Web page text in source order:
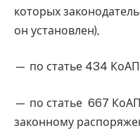
которых
он установлен),
— по статье 434 КоАП
— по статье 667
законному